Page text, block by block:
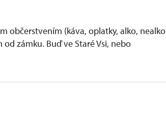
občerstvením (káva, oplatky, alko, nealko
od zámku. Buď ve Staré Vsi, nebo